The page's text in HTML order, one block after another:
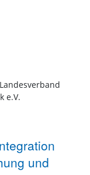
e.V.
und